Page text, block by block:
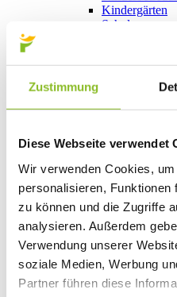
Zustimmung
Diese Webseite verwendet
Wir verwenden Cookies,
personalisieren, Funktionen
zu können und die Zugriffe
analysieren. Außerdem
Verwendung unserer
soziale Medien, Werbung
Partner führen diese
Kindergärten
Schulen
Domino
Freizeit
Kultur
Bibliothek
Gastronomie
Essen und
Sport
Naturbad
Schwimmbad
Wandern in
Schilift Bazora
Spiel- und